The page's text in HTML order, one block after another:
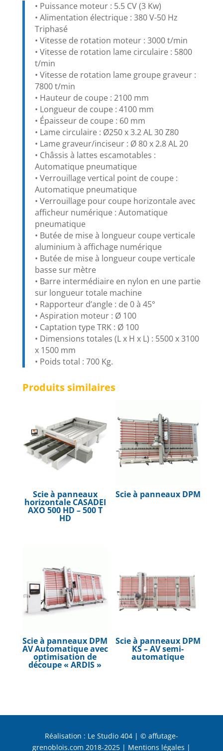
• Puissance moteur : 5.5 CV (3 Kw)
• Alimentation électrique : 380 V-50 Hz
Triphasé
• Vitesse de rotation moteur : 3000 t/min
• Vitesse de rotation lame circulaire : 5800
t/min
• Vitesse de rotation lame groupe graveur :
7800 t/min
• Hauteur de coupe : 2100 mm
• Longueur de coupe : 4100 mm
• Épaisseur de coupe : 60 mm
• Lame circulaire : Ø250 x 3.2 AL 30 Z80
• Lame graveur/inciseur : Ø 80 x 2.8 AL 20
• Châssis à lattes escamotables :
Automatique pneumatique
• Verrouillage vertical point de coupe :
Automatique pneumatique
• Verrouillage pour coupe horizontale avec
afficheur numérique : Automatique
pneumatique
• Butée de mise à longueur coupe verticale
aluminium à affichage numérique
• Butée de mise à longueur coupe verticale
basse sur mètre
• Barre intermédiaire en nylon en une partie
sur longueur totale machine
• Rapporteur d’angle : de 0 à 45°
• Aspiration moteur : Ø 100
• Captation type TRK : Ø 100
• Dimensions totales (L x H x L) : 5500 x 3100
x 1500 mm
• Poids total : 700 Kg.
Produits similaires
Scie à panneaux
horizontale CASADEI
AXO 500 HD – 500 T
HD
Scie à panneaux DPM
Scie à panneaux DPM
AV Automatique avec
optimisation de
découpe « ARDIS »
Scie à panneaux DPM
KS – AV semi-
automatique
Réalisation : Le Studio 404| © affutage-
grenoblois.com 2018-2025 | Mentions légales |